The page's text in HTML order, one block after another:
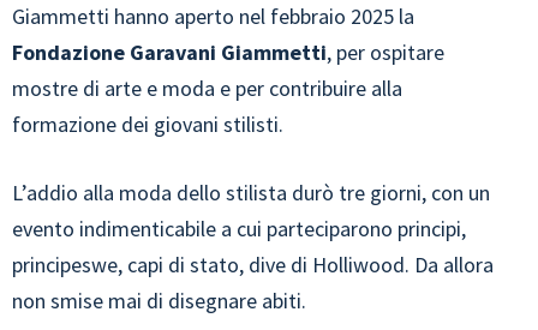
Giammetti hanno aperto nel febbraio 2025 la
Fondazione Garavani Giammetti, per ospitare
mostre di arte e moda e per contribuire alla
formazione dei giovani stilisti.
L’addio alla moda dello stilista durò tre giorni, con un
evento indimenticabile a cui parteciparono principi,
principeswe, capi di stato, dive di Holliwood. Da allora
non smise mai di disegnare abiti.